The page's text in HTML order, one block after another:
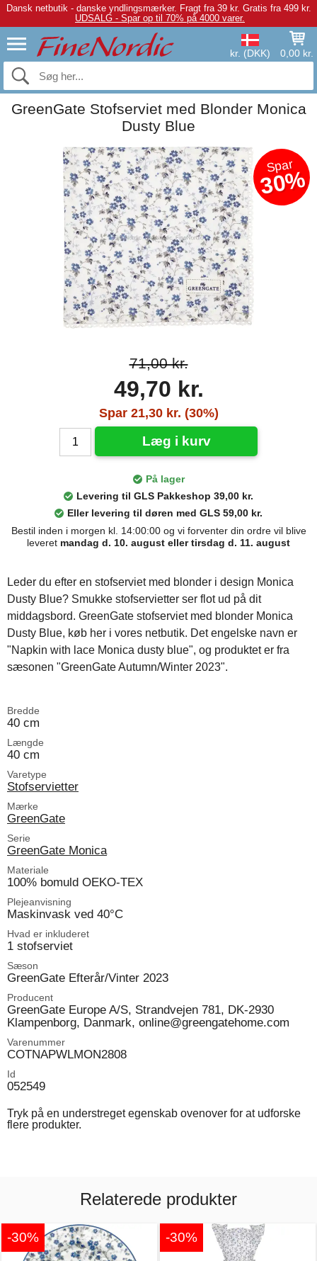
Dansk netbutik - danske yndlingsmærker. Fragt fra 39 kr. Gratis fra 499 kr.
UDSALG - Spar op til 70% på 4000 varer.
kr. (DKK) 0,00 kr.
GreenGate Stofserviet med Blonder Monica
Dusty Blue
Spar
30%
71,00 kr.
49,70 kr.
Spar 21,30 kr. (30%)
Læg i kurv
På lager
Levering til GLS Pakkeshop 39,00 kr.
Eller levering til døren med GLS 59,00 kr.
Bestil inden i morgen kl. 14:00:00 og vi forventer din ordre vil blive
leveret mandag d. 10. august eller tirsdag d. 11. august
Leder du efter en stofserviet med blonder i design Monica
Dusty Blue? Smukke stofservietter ser flot ud på dit
middagsbord. GreenGate stofserviet med blonder Monica
Dusty Blue, køb her i vores netbutik. Det engelske navn er
"Napkin with lace Monica dusty blue", og produktet er fra
sæsonen "GreenGate Autumn/Winter 2023".
Bredde
40 cm
Længde
40 cm
Varetype
Stofservietter
Mærke
GreenGate
Serie
GreenGate Monica
Materiale
100% bomuld OEKO-TEX
Plejeanvisning
Maskinvask ved 40°C
Hvad er inkluderet
1 stofserviet
Sæson
GreenGate Efterår/Vinter 2023
Producent
GreenGate Europe A/S, Strandvejen 781, DK-2930
Klampenborg, Danmark, online@greengatehome.com
Varenummer
COTNAPWLMON2808
Id
052549
Tryk på en understreget egenskab ovenover for at udforske
flere produkter.
Relaterede produkter
-30% -30%